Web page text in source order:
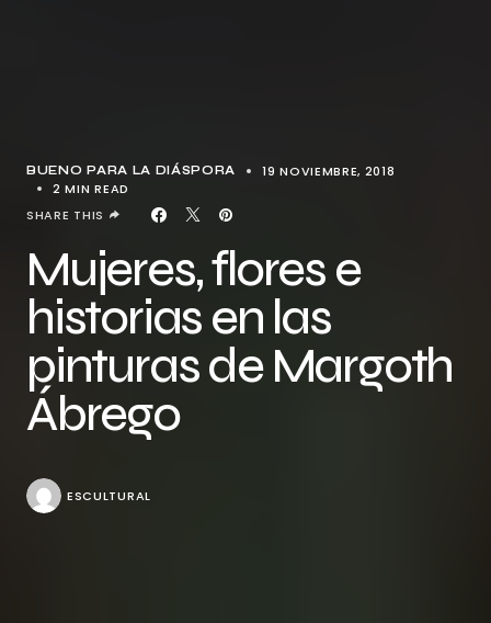
BUENO PARA LA DIÁSPORA
19 NOVIEMBRE, 2018
2 MIN READ
SHARE THIS
Mujeres, flores e
historias en las
pinturas de Margoth
Ábrego
ESCULTURAL